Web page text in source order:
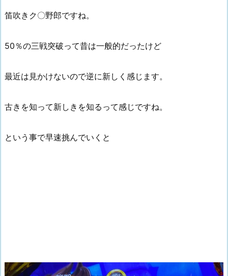
笛吹きク〇野郎ですね。
50％の三戦突破って昔は一般的だったけど
最近は見かけないので逆に新しく感じます。
古きを知って新しきを知るって感じですね。
という事で早速挑んでいくと